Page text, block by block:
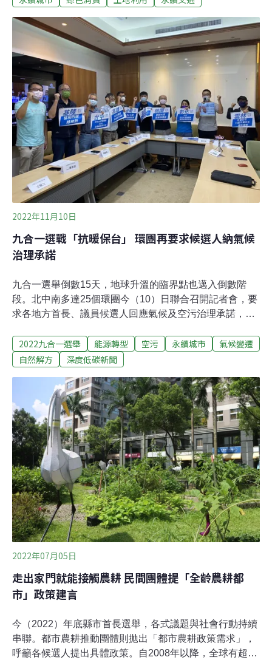
的城市。打造「人與人互動」的街道「我們的主要目標是
把街道還給市民。」奧斯陸負責城市發展的副市長Hanna
Marcussen於2019年接受《BBC Future》採訪時，解釋了
這座城市正在徹底改變當地街道。Marcussen表示，一直
以來奧斯陸市民對城市街道的用途都沒有發言權，這正是
需要改進的地方。街道應該「以人為本」，成為人與人聚
會的場所、戶外用餐的地方、孩子們的遊樂場和展示藝術
的地方。不過，Marcussen清楚地明白，如果沒有達到
「零死亡願景」，這一切都無法達到。
2022年11月10日
九合一選戰「抗暖保台」 環團再要求候選人納氣候
治理承諾
九合一選舉倒數15天，地球升溫的臨界點也邁入倒數階
段。北中南多達25個環團今（10）日聯合召開記者會，要
求各地方首長、議員候選人回應氣候及空污治理承諾，包
康空氣行動聯盟強調，科學家推估地球升溫1.5°C的臨界
點，最快會落在2027年，因此本屆選舉不同以往，選出來
2030年減碳50% 遠高於各縣市目標距離11月26日九合一
選舉還剩15天，選戰越發火熱，除了候選人之間的政治攻
防，民間團體也把握機會加緊倡議。今日多個環保團體，
包含台灣健康空氣行動聯盟、台灣蠻野心足生態協會、桃
園在地聯盟、彰化縣環保聯盟、南部反空污大聯盟等25個
社團共同召開記者會，針對各縣市不同的氣候治理議題提
出多項訴求，盼各地方候選人予以承諾。其中一項便是針
對2030年中期減碳目標，希望能不低於50%。民間團體聯
合呼籲全台各縣
2022九合一選舉 能源轉型 空污 永續城市
氣候變遷
自然解方
深度低碳新聞
2022年07月05日
走出家門就能接觸農耕 民間團體提「全齡農耕都
市」政策建言
今（2022）年底縣市首長選舉，各式議題與社會行動持續
串聯。都市農耕推動團體則拋出「都市農耕政策需求」，
呼籲各候選人提出具體政策。自2008年以降，全球有超過